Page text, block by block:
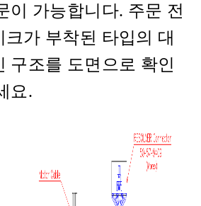
이 가능합니다. 주문 전
크가 부착된 타입의 대
구조를 도면으로 확인
요.